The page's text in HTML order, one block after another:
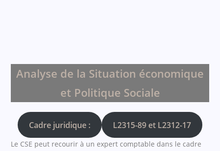
Analyse de la Situation économique
et Politique Sociale
Cadre juridique : L2315-89 et L2312-17
Le CSE peut recourir à un expert comptable dans le cadre